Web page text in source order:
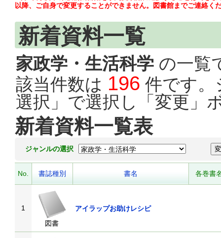
以降、ご自身で変更することができません。図書館までご連絡く
新着資料一覧
家政学・生活科学 の一覧
該当件数は 196 件です。
選択」で選択し「変更」
新着資料一覧表
ジャンルの選択
No. 書誌種別 書名 各巻書
1
図書
アイラップお助けレシピ